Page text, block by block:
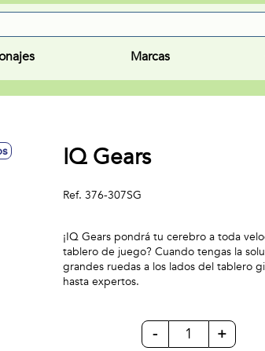
Marcas
IQ Gears
Ref. 376-307SG
¡IQ Gears pondrá tu cerebro a toda
tablero de juego? Cuando tengas la
grandes ruedas a los lados del tablero
hasta expertos.
- +